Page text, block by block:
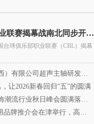
中国台球俱乐部职业联赛揭幕战南北同步开杆 首届CBL
台球俱乐部职业联赛（CBL）揭幕
限公司超声主轴研发和生产项
让2026新春回归“五”的圆满
行业秋日峰会圆满落幕，携手
推介会在津举行，高蛋白产业